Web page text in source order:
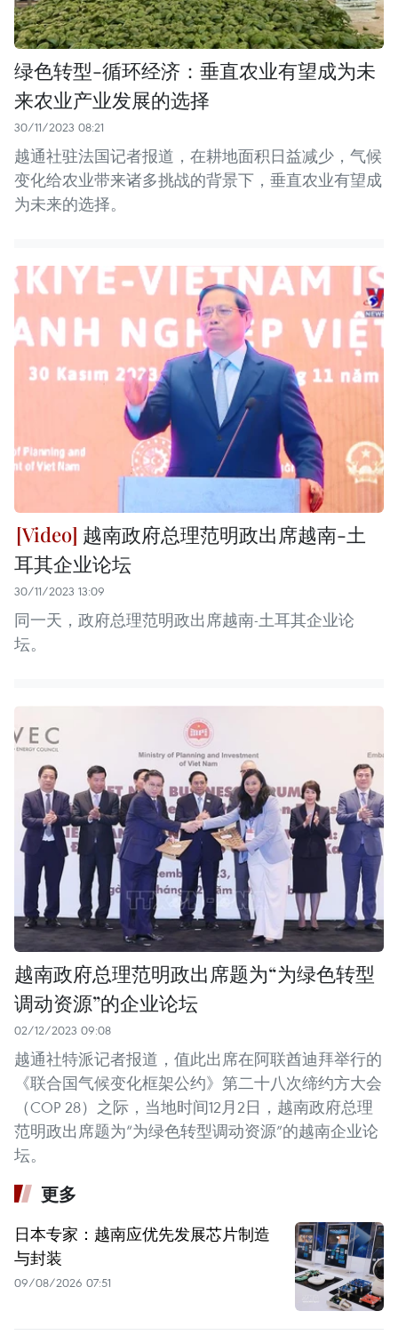
绿色转型-循环经济：垂直农业有望成为未
来农业产业发展的选择
30/11/2023 08:21
越通社驻法国记者报道，在耕地面积日益减少，气候
变化给农业带来诸多挑战的背景下，垂直农业有望成
为未来的选择。
越南政府总理范明政出席越南-土
耳其企业论坛
30/11/2023 13:09
同一天，政府总理范明政出席越南-土耳其企业论
坛。
越南政府总理范明政出席题为“为绿色转型
调动资源”的企业论坛
02/12/2023 09:08
越通社特派记者报道，值此出席在阿联酋迪拜举行的
《联合国气候变化框架公约》第二十八次缔约方大会
（COP 28）之际，当地时间12月2日，越南政府总理
范明政出席题为“为绿色转型调动资源”的越南企业论
坛。
更多
日本专家：越南应优先发展芯片制造
与封装
09/08/2026 07:51